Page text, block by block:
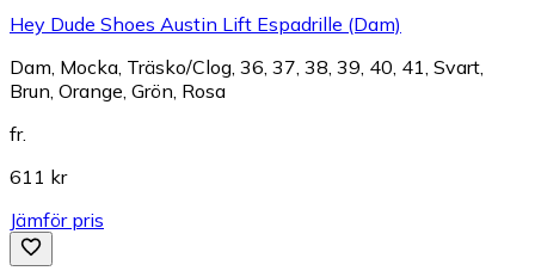
Hey Dude Shoes Austin Lift Espadrille (Dam)
Dam, Mocka, Träsko/Clog, 36, 37, 38, 39, 40, 41, Svart,
Brun, Orange, Grön, Rosa
fr.
611 kr
Jämför pris